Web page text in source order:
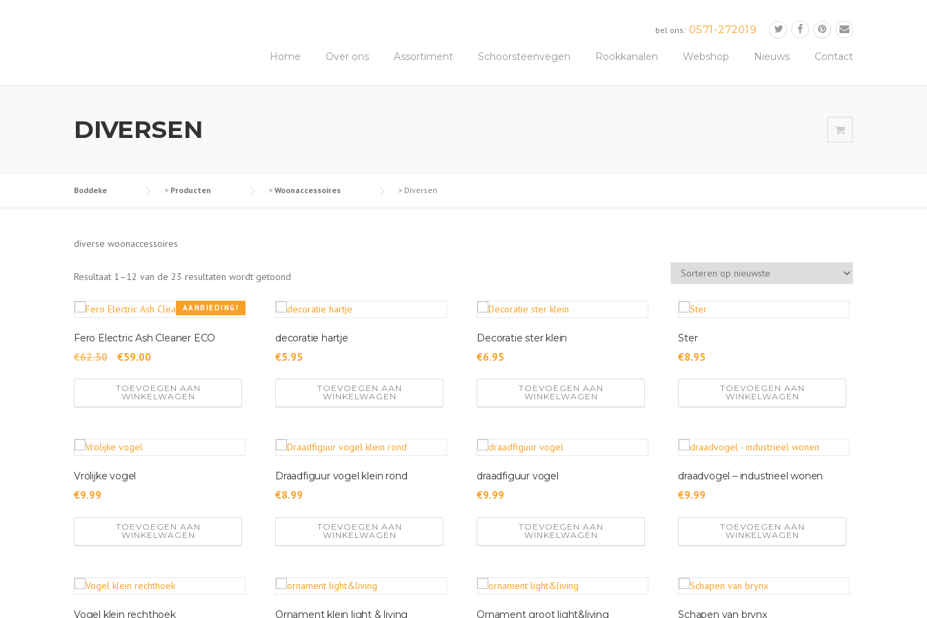
bel ons: 0571-272019
Home Over ons Assortiment Schoorsteenvegen Rookkanalen Webshop Nieuws Contact
DIVERSEN
Boddeke > Producten > Woonaccessoires > Diversen
diverse woonaccessoires
Resultaat 1–12 van de 23 resultaten wordt getoond
s
r
t
p
i
e
s
AANBIEDING!
Fero Electric Ash Cleaner ECO
€62.50
O
r
s
r
n
l
i
k
p
€59.00
i
d
j
s
s
€
TOEVOEGEN AAN
WINKELWAGEN
decoratie hartje
€5.95
TOEVOEGEN AAN
WINKELWAGEN
Decoratie ster klein
€6.95
TOEVOEGEN AAN
WINKELWAGEN
Ster
€8.95
TOEVOEGEN AAN
WINKELWAGEN
Vrolijke vogel
€9.99
TOEVOEGEN AAN
WINKELWAGEN
Draadfiguur vogel klein rond
€8.99
TOEVOEGEN AAN
WINKELWAGEN
draadfiguur vogel
€9.99
TOEVOEGEN AAN
WINKELWAGEN
draadvogel – industrieel wonen
€9.99
TOEVOEGEN AAN
WINKELWAGEN
Vogel klein rechthoek Ornament klein light & living Ornament groot light&living Schapen van brynx